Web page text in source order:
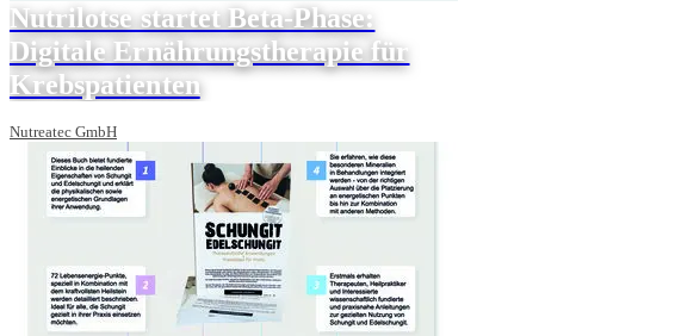
Nutrilotse startet Beta-Phase:
Digitale Ernährungstherapie für
Krebspatienten
Nutreatec GmbH